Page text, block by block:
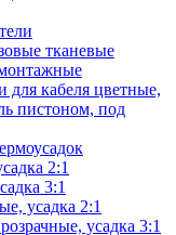
тканевые
для кабеля цветные,
пистоном, под
2:1
3:1
усадка 2:1
усадка 3:1